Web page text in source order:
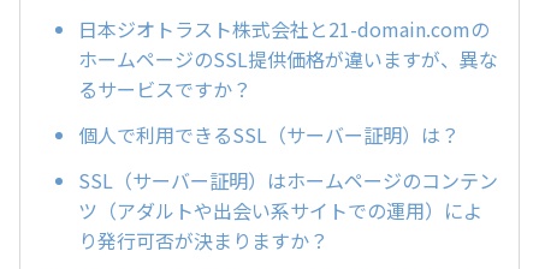
日本ジオトラスト株式会社と21-domain.comの
ホームページのSSL提供価格が違いますが、異な
るサービスですか？
個人で利用できるSSL（サーバー証明）は？
SSL（サーバー証明）はホームページのコンテン
ツ（アダルトや出会い系サイトでの運用）によ
り発行可否が決まりますか？